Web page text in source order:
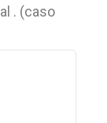
. (caso